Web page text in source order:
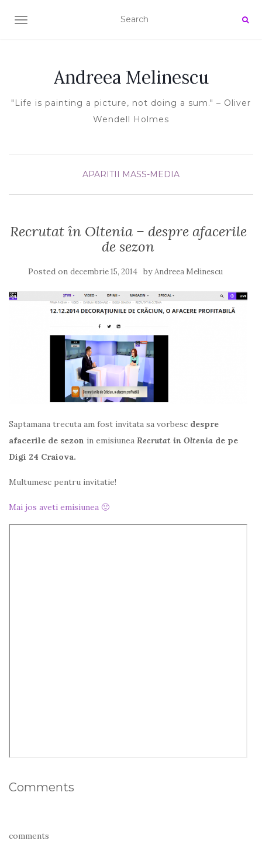
TOGGLE NAVIGATION
Andreea Melinescu
"Life is painting a picture, not doing a sum." – Oliver
Wendell Holmes
APARITII MASS-MEDIA
Recrutat în Oltenia – despre afacerile
de sezon
Posted on decembrie 15, 2014 byAndreea Melinescu
Saptamana trecuta am fost invitata sa vorbesc despre
afacerile de sezon in emisiunea Recrutat in Oltenia de pe
Digi 24 Craiova.
Multumesc pentru invitatie!
Mai jos aveti emisiunea 🙂
Comments
comments